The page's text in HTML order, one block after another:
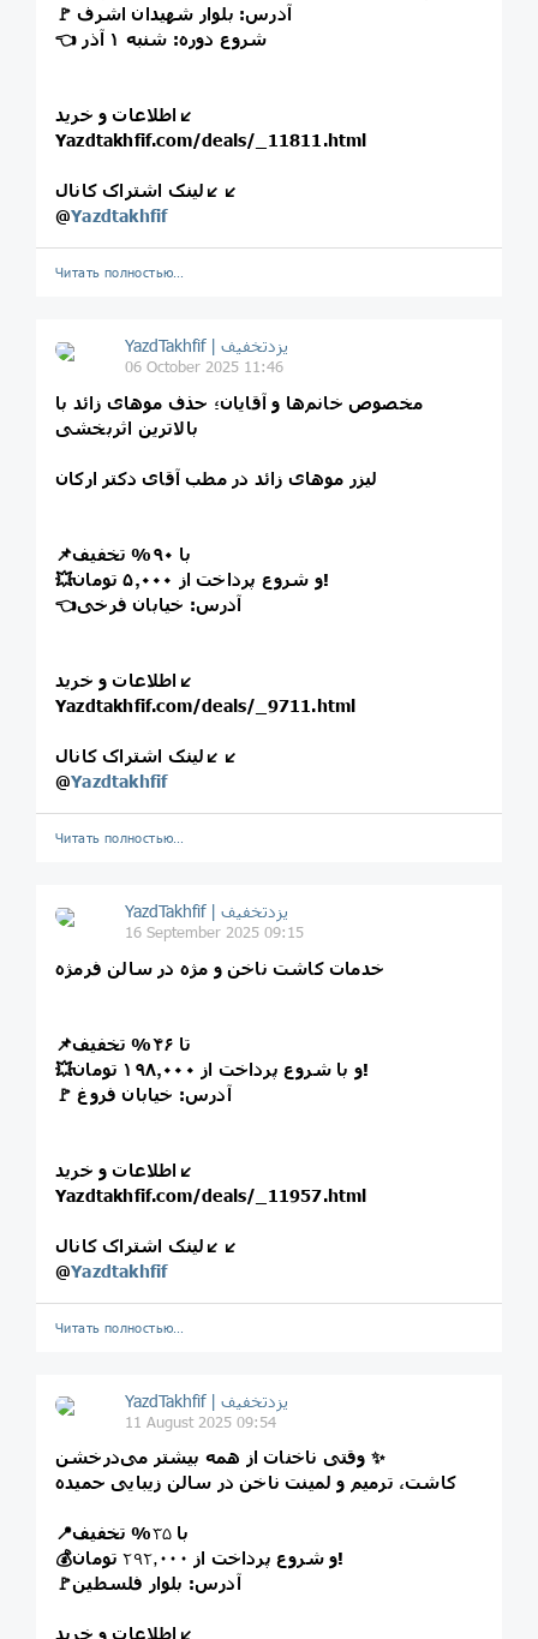
🚩 آدرس: بلوار شهیدان اشرف
👈 شروع دوره: شنبه ۱ آذر
اطلاعات و خرید↙️
Yazdtakhfif.com/deals/_11811.html
لینک اشتراک کانال↙️↙️
@Yazdtakhfif
Читать полностью…
06 October 2025 11:46
مخصوص خانم‌ها و آقایان؛ حذف موهای زائد با
بالاترین اثربخشی
لیزر موهای زائد در مطب آقای دکتر ارکان
📌با ۹۰% تخفیف
💥و شروع پرداخت از ۵٫۰۰۰ تومان!
👈آدرس: خیابان فرخی
اطلاعات و خرید↙️
Yazdtakhfif.com/deals/_9711.html
لینک اشتراک کانال↙️↙️
@Yazdtakhfif
Читать полностью…
16 September 2025 09:15
خدمات کاشت ناخن و مژه در سالن فرمژه
📌تا ۴۶% تخفیف
💥و با شروع پرداخت از ۱۹۸٫۰۰۰ تومان!
🚩 آدرس: خیابان فروغ
اطلاعات و خرید↙️
Yazdtakhfif.com/deals/_11957.html
لینک اشتراک کانال↙️↙️
@Yazdtakhfif
Читать полностью…
11 August 2025 09:54
وقتی ناخنات از همه بیشتر می‌درخشن ✨
کاشت، ترمیم و لمینت ناخن در سالن زیبایی حمیده
📍با ۳۵% تخفیف
💰و شروع پرداخت از ۲۹۲٫۰۰۰
تومان!
🚩آدرس: بلوار فلسطین
اطلاعات و خرید↙️